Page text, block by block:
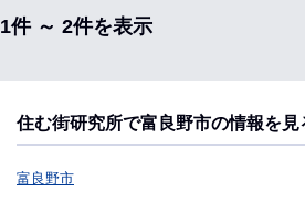
1件 ～ 2件を表示
住む街研究所で富良野市の情報を見
富良野市